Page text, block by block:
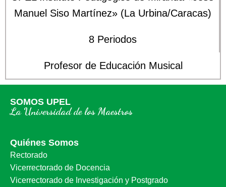
Manuel Siso Martínez» (La Urbina/Caracas)
8 Periodos
Profesor de Educación Musical
SOMOS UPEL
La Universidad de los Maestros
Quiénes Somos
Rectorado
Vicerrectorado de Docencia
Vicerrectorado de Investigación y Postgrado